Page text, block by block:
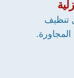
تنظيف